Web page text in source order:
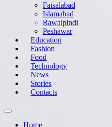
Faisalabad
Islamabad
Rawalpindi
Peshawar
Education
Fashion
Food
Technology
News
Stories
Contacts
Home